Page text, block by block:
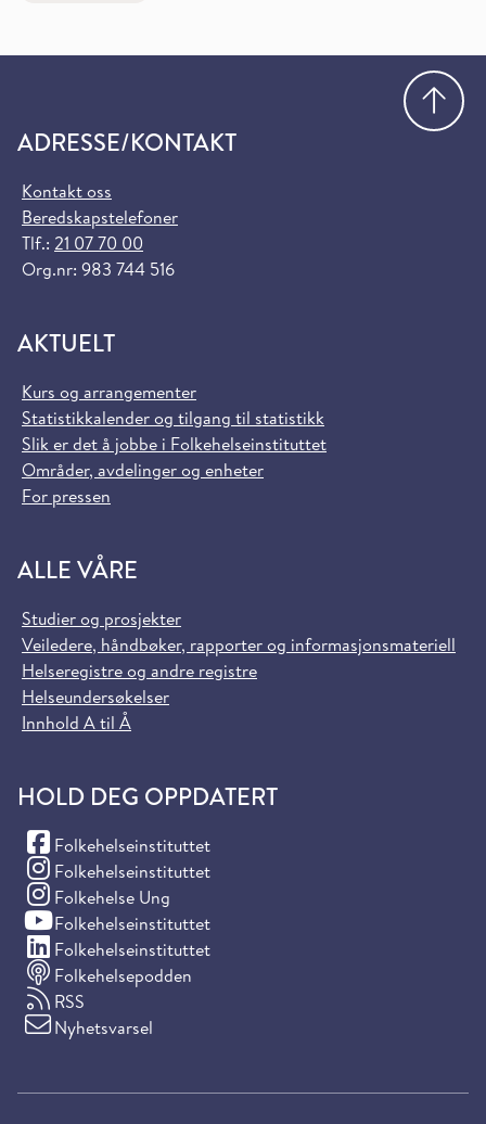
ADRESSE/KONTAKT
Kontakt oss
Beredskapstelefoner
Tlf.: 21 07 70 00
Org.nr: 983 744 516
AKTUELT
Kurs og arrangementer
Statistikkalender og tilgang til statistikk
Slik er det å jobbe i Folkehelseinstituttet
Områder, avdelinger og enheter
For pressen
ALLE VÅRE
Studier og prosjekter
Veiledere, håndbøker, rapporter og informasjonsmateriell
Helseregistre og andre registre
Helseundersøkelser
Innhold A til Å
HOLD DEG OPPDATERT
Folkehelseinstituttet
(Facebook)
Folkehelseinstituttet
(Instagram)
Folkehelse Ung
(Instagram)
Folkehelseinstituttet
(YouTube)
Folkehelseinstituttet
(LinkedIn)
Folkehelsepodden
RSS
Nyhetsvarsel